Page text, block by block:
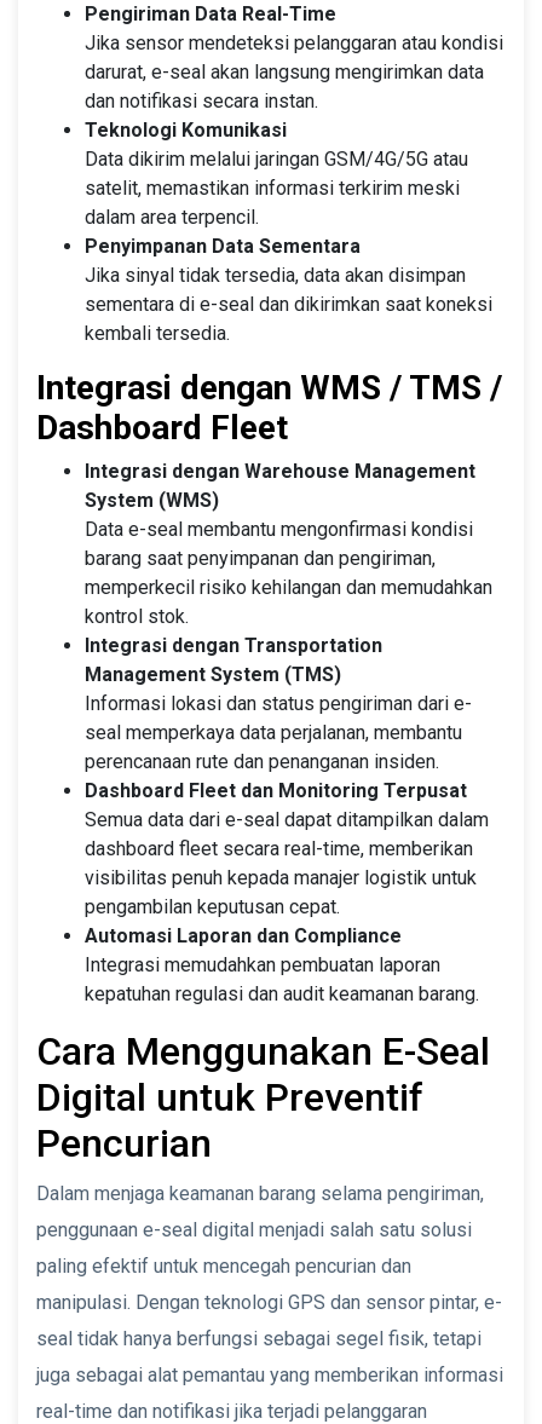
Pengiriman Data Real-Time
Jika sensor mendeteksi pelanggaran atau kondisi
darurat, e-seal akan langsung mengirimkan data
dan notifikasi secara instan.
Teknologi Komunikasi
Data dikirim melalui jaringan GSM/4G/5G atau
satelit, memastikan informasi terkirim meski
dalam area terpencil.
Penyimpanan Data Sementara
Jika sinyal tidak tersedia, data akan disimpan
sementara di e-seal dan dikirimkan saat koneksi
kembali tersedia.
Integrasi dengan WMS / TMS /
Dashboard Fleet
Integrasi dengan Warehouse Management
System (WMS)
Data e-seal membantu mengonfirmasi kondisi
barang saat penyimpanan dan pengiriman,
memperkecil risiko kehilangan dan memudahkan
kontrol stok.
Integrasi dengan Transportation
Management System (TMS)
Informasi lokasi dan status pengiriman dari e-
seal memperkaya data perjalanan, membantu
perencanaan rute dan penanganan insiden.
Dashboard Fleet dan Monitoring Terpusat
Semua data dari e-seal dapat ditampilkan dalam
dashboard fleet secara real-time, memberikan
visibilitas penuh kepada manajer logistik untuk
pengambilan keputusan cepat.
Automasi Laporan dan Compliance
Integrasi memudahkan pembuatan laporan
kepatuhan regulasi dan audit keamanan barang.
Cara Menggunakan E-Seal
Digital untuk Preventif
Pencurian
Dalam menjaga keamanan barang selama pengiriman,
penggunaan e-seal digital menjadi salah satu solusi
paling efektif untuk mencegah pencurian dan
manipulasi. Dengan teknologi GPS dan sensor pintar, e-
seal tidak hanya berfungsi sebagai segel fisik, tetapi
juga sebagai alat pemantau yang memberikan informasi
real-time dan notifikasi jika terjadi pelanggaran